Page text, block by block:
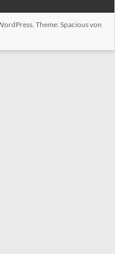
. Theme: Spacious von